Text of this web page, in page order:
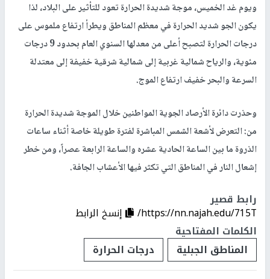
ويوم غد الخميس، موجة شديدة الحرارة تعود للتأثير على البلاد، لذا
يكون الجو شديد الحرارة في معظم المناطق ويطرأ ارتفاع ملموس على
درجات الحرارة لتصبح أعلى من معدلها السنوي العام بحدود 9 درجات
مئوية، والرياح شمالية غربية إلى شمالية شرقية خفيفة إلى معتدلة
السرعة والبحر خفيف ارتفاع الموج.
وحذرت دائرة الأرصاد الجوية المواطنين خلال الموجة شديدة الحرارة
من: التعرض لأشعة الشمس المباشرة لفترة طويلة خاصة أثناء ساعات
الذروة ما بين الساعة الحادية عشره والساعة الرابعة عصراً، ومن خطر
إشعال النار في المناطق التي تكثر فيها الأعشاب الجافة.
رابط قصير
https://nn.najah.edu/715T/
إنسخ الرابط
الكلمات المفتاحية
المناطق الجبلية
درجات الحرارة